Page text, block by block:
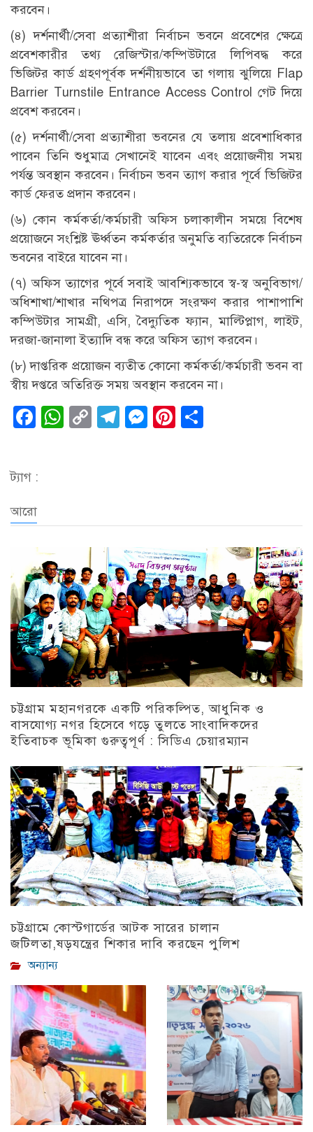
করবেন।
(৪) দর্শনার্থী/সেবা প্রত্যাশীরা নির্বাচন ভবনে প্রবেশের ক্ষেত্রে
প্রবেশকারীর তথ্য রেজিস্টার/কম্পিউটারে লিপিবদ্ধ করে
ভিজিটর কার্ড গ্রহণপূর্বক দর্শনীয়ভাবে তা গলায় ঝুলিয়ে Flap
Barrier Turnstile Entrance Access Control গেট দিয়ে
প্রবেশ করবেন।
(৫) দর্শনার্থী/সেবা প্রত্যাশীরা ভবনের যে তলায় প্রবেশাধিকার
পাবেন তিনি শুধুমাত্র সেখানেই যাবেন এবং প্রয়োজনীয় সময়
পর্যন্ত অবস্থান করবেন। নির্বাচন ভবন ত্যাগ করার পূর্বে ভিজিটর
কার্ড ফেরত প্রদান করবেন।
(৬) কোন কর্মকর্তা/কর্মচারী অফিস চলাকালীন সময়ে বিশেষ
প্রয়োজনে সংশ্লিষ্ট ঊর্ধ্বতন কর্মকর্তার অনুমতি ব্যতিরেকে নির্বাচন
ভবনের বাইরে যাবেন না।
(৭) অফিস ত্যাগের পূর্বে সবাই আবশ্যিকভাবে স্ব-স্ব অনুবিভাগ/
অধিশাখা/শাখার নথিপত্র নিরাপদে সংরক্ষণ করার পাশাপাশি
কম্পিউটার সামগ্রী, এসি, বৈদ্যুতিক ফ্যান, মাল্টিপ্লাগ, লাইট,
দরজা-জানালা ইত্যাদি বন্ধ করে অফিস ত্যাগ করবেন।
(৮) দাপ্তরিক প্রয়োজন ব্যতীত কোনো কর্মকর্তা/কর্মচারী ভবন বা
স্বীয় দপ্তরে অতিরিক্ত সময় অবস্থান করবেন না।
Facebook
WhatsApp
CopyTelegram
Messenger
Pinterest
ট্যাগ :
আরো
চট্টগ্রাম মহানগরকে একটি পরিকল্পিত, আধুনিক ও
বাসযোগ্য নগর হিসেবে গড়ে তুলতে সাংবাদিকদের
ইতিবাচক ভূমিকা গুরুত্বপূর্ণ : সিডিএ চেয়ারম্যান
চট্টগ্রামে কোস্টগার্ডের আটক সারের চালান
জটিলতা,ষড়যন্ত্রের শিকার দাবি করছেন পুলিশ
অন্যান্য